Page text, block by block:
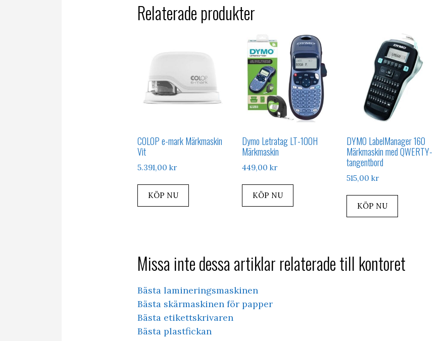
Relaterade produkter
COLOP e-mark Märkmaskin
Vit
5.391,00 kr
KÖP NU
Dymo Letratag LT-100H
Märkmaskin
449,00 kr
KÖP NU
DYMO LabelManager 160
Märkmaskin med QWERTY-
tangentbord
515,00 kr
KÖP NU
Missa inte dessa artiklar relaterade till kontoret
Bästa lamineringsmaskinen
Bästa skärmaskinen för papper
Bästa etikettskrivaren
Bästa plastfickan